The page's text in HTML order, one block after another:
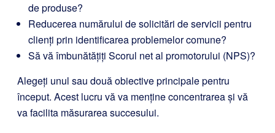
de produse?
Reducerea numărului de solicitări de servicii pentru
clienți prin identificarea problemelor comune?
Să vă îmbunătățiți Scorul net al promotorului (NPS)?
Alegeți unul sau două obiective principale pentru
început. Acest lucru vă va menține concentrarea și vă
va facilita măsurarea succesului.